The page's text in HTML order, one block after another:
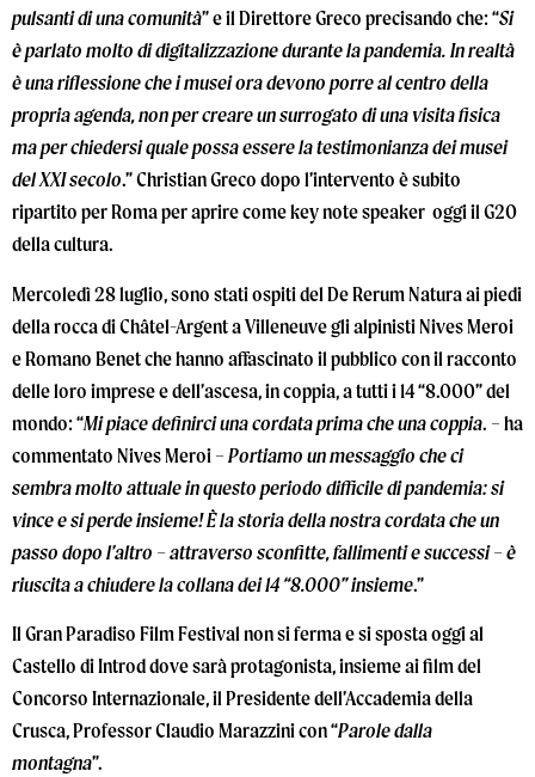
pulsanti di una comunità” e il Direttore Greco precisando che: “Si
è parlato molto di digitalizzazione durante la pandemia. In realtà
è una riflessione che i musei ora devono porre al centro della
propria agenda, non per creare un surrogato di una visita fisica
ma per chiedersi quale possa essere la testimonianza dei musei
del XXI secolo.” Christian Greco dopo l’intervento è subito
ripartito per Roma per aprire come key note speaker oggi il G20
della cultura.
Mercoledì 28 luglio, sono stati ospiti del De Rerum Natura ai piedi
della rocca di Châtel-Argent a Villeneuve gli alpinisti Nives Meroi
e Romano Benet che hanno affascinato il pubblico con il racconto
delle loro imprese e dell’ascesa, in coppia, a tutti i 14 “8.000” del
mondo: “Mi piace definirci una cordata prima che una coppia. – ha
commentato Nives Meroi – Portiamo un messaggio che ci
sembra molto attuale in questo periodo difficile di pandemia: si
vince e si perde insieme! È la storia della nostra cordata che un
passo dopo l’altro – attraverso sconfitte, fallimenti e successi – è
riuscita a chiudere la collana dei 14 “8.000” insieme.”
Il Gran Paradiso Film Festival non si ferma e si sposta oggi al
Castello di Introd dove sarà protagonista, insieme ai film del
Concorso Internazionale, il Presidente dell’Accademia della
Crusca, Professor Claudio Marazzini con “Parole dalla
montagna”.